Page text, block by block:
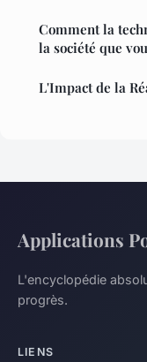
Comment la
la société que
L'Impact de la
Applications
L'encyclopédie
progrès.
LIENS